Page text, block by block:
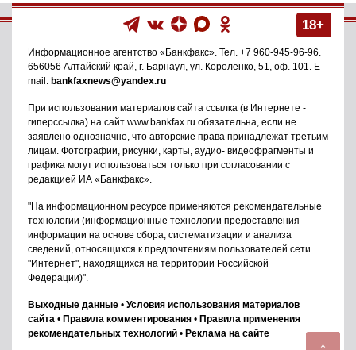
18+
Информационное агентство «Банкфакс» . Тел. +7 960-945-96-96
656056 Алтайский край, г. Барнаул ул. Короленко, 51, оф. 101
. E-
mail: bankfaxnews@yandex.ru
При использовании материалов сайта ссылка (в Интернете -
гиперссылка) на сайт www.bankfax.ru обязательна, если не
заявлено однозначно, что авторские права принадлежат третьим
лицам. Фотографии, рисунки, карты, аудио- видеофрагменты и
графика могут использоваться только при согласовании с
редакцией ИА «Банкфакс».
"На информационном ресурсе применяются рекомендательные
технологии (информационные технологии предоставления
информации на основе сбора, систематизации и анализа
сведений, относящихся к предпочтениям пользователей сети
"Интернет", находящихся на территории Российской
Федерации)".
Выходные данные • Условия использования материалов
сайта • Правила комментирования • Правила применения
рекомендательных технологий • Реклама на сайте